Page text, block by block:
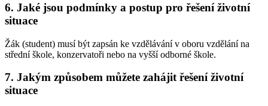
6. Jaké jsou podmínky a postup pro řešení životní
situace
Žák (student) musí být zapsán ke vzdělávání v oboru vzdělání na
střední škole, konzervatoři nebo na vyšší odborné škole.
7. Jakým způsobem můžete zahájit řešení životní
situace